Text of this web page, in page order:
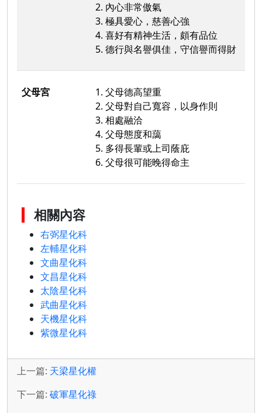
2. 內心非常傲氣
3. 極具愛心，慈善心強
4. 喜好有精神生活，頗有品位
5. 德行與名譽俱佳，守信譽而得財
父母宮
1. 父母德高望重
2. 父母對自己寬容，以身作則
3. 相處融洽
4. 父母態度和藹
5. 多得長輩或上司蔭庇
6. 父母很可能晚得命主
相關內容
右弼星化科
左輔星化科
文曲星化科
文昌星化科
太陰星化科
武曲星化科
天機星化科
紫微星化科
上一篇: 天梁星化權
下一篇: 破軍星化祿